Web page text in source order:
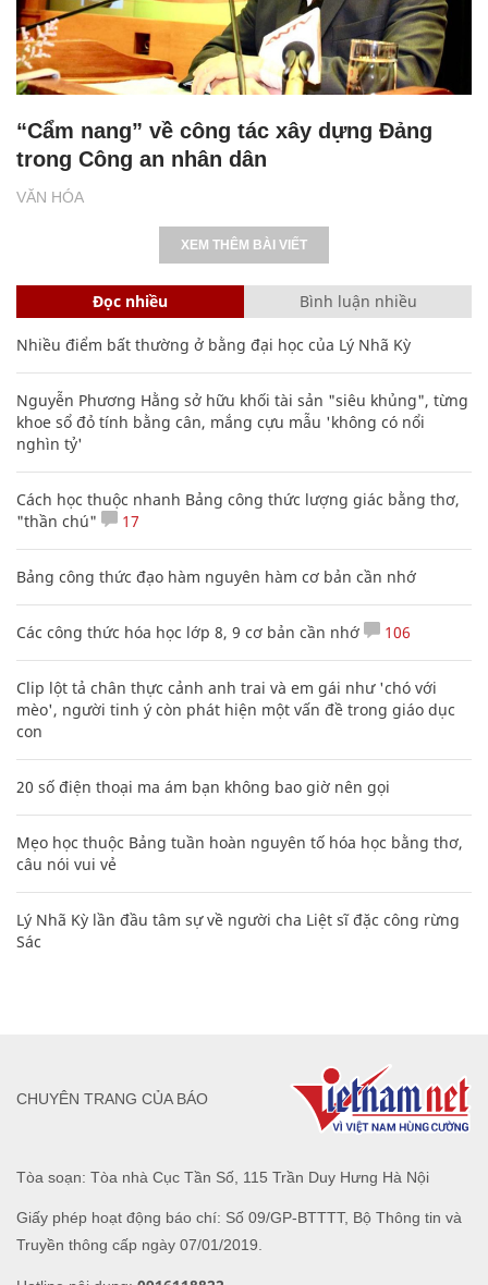
VĂN HÓA
“Cẩm nang” về công tác xây dựng Đảng
trong Công an nhân dân
XEM THÊM BÀI VIẾT
Đọc nhiều Bình luận nhiều
Nhiều điểm bất thường ở bằng đại học của Lý Nhã Kỳ
Nguyễn Phương Hằng sở hữu khối tài sản "siêu khủng", từng
khoe sổ đỏ tính bằng cân, mắng cựu mẫu 'không có nổi
nghìn tỷ'
Cách học thuộc nhanh Bảng công thức lượng giác bằng thơ,
"thần chú"
17
Bảng công thức đạo hàm nguyên hàm cơ bản cần nhớ
Các công thức hóa học lớp 8, 9 cơ bản cần nhớ 106
Clip lột tả chân thực cảnh anh trai và em gái như 'chó với
mèo', người tinh ý còn phát hiện một vấn đề trong giáo dục
con
20 số điện thoại ma ám bạn không bao giờ nên gọi
Mẹo học thuộc Bảng tuần hoàn nguyên tố hóa học bằng thơ,
câu nói vui vẻ
Lý Nhã Kỳ lần đầu tâm sự về người cha Liệt sĩ đặc công rừng
Sác
Tòa soạn: Tòa nhà Cục Tần Số, 115 Trần Duy Hưng Hà Nội
Giấy phép hoạt động báo chí: Số 09/GP-BTTTT, Bộ Thông tin và
Truyền thông cấp ngày 07/01/2019.
CHUYÊN TRANG CỦA BÁO